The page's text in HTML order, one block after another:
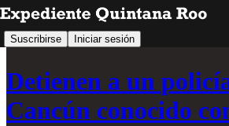
Suscribirse Iniciar sesión
Detienen a un
Cancún conocido